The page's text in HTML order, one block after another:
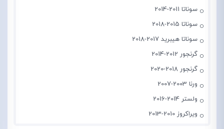
سوناتا 2011-2014
سوناتا 2015-2018
سوناتا هیبرید 2017-2018
گرنجور 2012-2014
گرنجور 2018-2020
ورنا 2003-2007
ولستر 2014-2016
ویراکروز 2010-2013